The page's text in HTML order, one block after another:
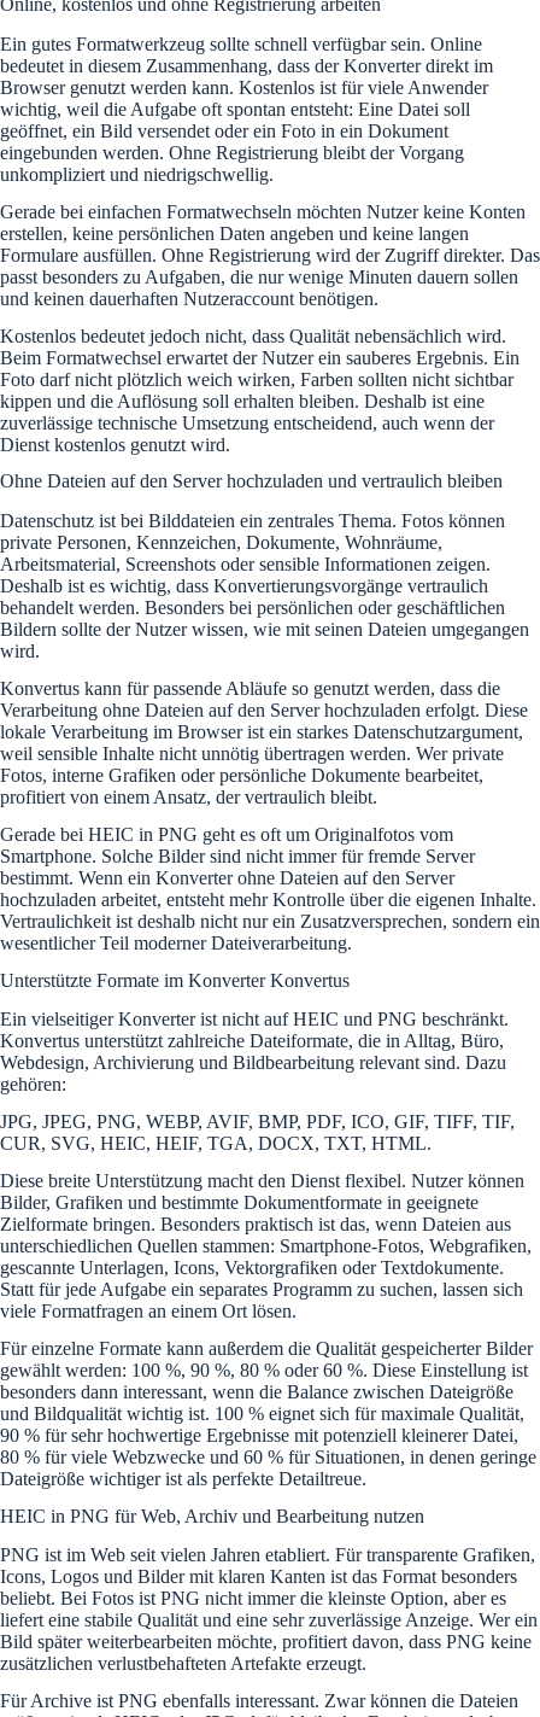
Online, kostenlos und ohne Registrierung arbeiten
Ein gutes Formatwerkzeug sollte schnell verfügbar sein. Online
bedeutet in diesem Zusammenhang, dass der Konverter direkt im
Browser genutzt werden kann. Kostenlos ist für viele Anwender
wichtig, weil die Aufgabe oft spontan entsteht: Eine Datei soll
geöffnet, ein Bild versendet oder ein Foto in ein Dokument
eingebunden werden. Ohne Registrierung bleibt der Vorgang
unkompliziert und niedrigschwellig.
Gerade bei einfachen Formatwechseln möchten Nutzer keine Konten
erstellen, keine persönlichen Daten angeben und keine langen
Formulare ausfüllen. Ohne Registrierung wird der Zugriff direkter. Das
passt besonders zu Aufgaben, die nur wenige Minuten dauern sollen
und keinen dauerhaften Nutzeraccount benötigen.
Kostenlos bedeutet jedoch nicht, dass Qualität nebensächlich wird.
Beim Formatwechsel erwartet der Nutzer ein sauberes Ergebnis. Ein
Foto darf nicht plötzlich weich wirken, Farben sollten nicht sichtbar
kippen und die Auflösung soll erhalten bleiben. Deshalb ist eine
zuverlässige technische Umsetzung entscheidend, auch wenn der
Dienst kostenlos genutzt wird.
Ohne Dateien auf den Server hochzuladen und vertraulich bleiben
Datenschutz ist bei Bilddateien ein zentrales Thema. Fotos können
private Personen, Kennzeichen, Dokumente, Wohnräume,
Arbeitsmaterial, Screenshots oder sensible Informationen zeigen.
Deshalb ist es wichtig, dass Konvertierungsvorgänge vertraulich
behandelt werden. Besonders bei persönlichen oder geschäftlichen
Bildern sollte der Nutzer wissen, wie mit seinen Dateien umgegangen
wird.
Konvertus kann für passende Abläufe so genutzt werden, dass die
Verarbeitung ohne Dateien auf den Server hochzuladen erfolgt. Diese
lokale Verarbeitung im Browser ist ein starkes Datenschutzargument,
weil sensible Inhalte nicht unnötig übertragen werden. Wer private
Fotos, interne Grafiken oder persönliche Dokumente bearbeitet,
profitiert von einem Ansatz, der vertraulich bleibt.
Gerade bei HEIC in PNG geht es oft um Originalfotos vom
Smartphone. Solche Bilder sind nicht immer für fremde Server
bestimmt. Wenn ein Konverter ohne Dateien auf den Server
hochzuladen arbeitet, entsteht mehr Kontrolle über die eigenen Inhalte.
Vertraulichkeit ist deshalb nicht nur ein Zusatzversprechen, sondern ein
wesentlicher Teil moderner Dateiverarbeitung.
Unterstützte Formate im Konverter Konvertus
Ein vielseitiger Konverter ist nicht auf HEIC und PNG beschränkt.
Konvertus unterstützt zahlreiche Dateiformate, die in Alltag, Büro,
Webdesign, Archivierung und Bildbearbeitung relevant sind. Dazu
gehören:
JPG, JPEG, PNG, WEBP, AVIF, BMP, PDF, ICO, GIF, TIFF, TIF,
CUR, SVG, HEIC, HEIF, TGA, DOCX, TXT, HTML.
Diese breite Unterstützung macht den Dienst flexibel. Nutzer können
Bilder, Grafiken und bestimmte Dokumentformate in geeignete
Zielformate bringen. Besonders praktisch ist das, wenn Dateien aus
unterschiedlichen Quellen stammen: Smartphone-Fotos, Webgrafiken,
gescannte Unterlagen, Icons, Vektorgrafiken oder Textdokumente.
Statt für jede Aufgabe ein separates Programm zu suchen, lassen sich
viele Formatfragen an einem Ort lösen.
Für einzelne Formate kann außerdem die Qualität gespeicherter Bilder
gewählt werden: 100 %, 90 %, 80 % oder 60 %. Diese Einstellung ist
besonders dann interessant, wenn die Balance zwischen Dateigröße
und Bildqualität wichtig ist. 100 % eignet sich für maximale Qualität,
90 % für sehr hochwertige Ergebnisse mit potenziell kleinerer Datei,
80 % für viele Webzwecke und 60 % für Situationen, in denen geringe
Dateigröße wichtiger ist als perfekte Detailtreue.
HEIC in PNG für Web, Archiv und Bearbeitung nutzen
PNG ist im Web seit vielen Jahren etabliert. Für transparente Grafiken,
Icons, Logos und Bilder mit klaren Kanten ist das Format besonders
beliebt. Bei Fotos ist PNG nicht immer die kleinste Option, aber es
liefert eine stabile Qualität und eine sehr zuverlässige Anzeige. Wer ein
Bild später weiterbearbeiten möchte, profitiert davon, dass PNG keine
zusätzlichen verlustbehafteten Artefakte erzeugt.
Für Archive ist PNG ebenfalls interessant. Zwar können die Dateien